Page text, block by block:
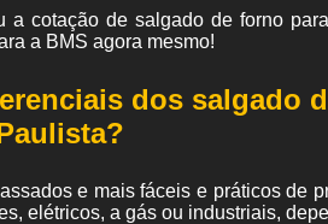
a cotação de salgado de forno
a BMS agora mesmo!
dos salgado
e mais fáceis e práticos de
elétricos, a gás ou industriais,